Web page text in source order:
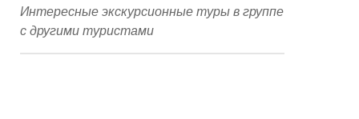
Интересные экскурсионные туры в группе
с другими туристами